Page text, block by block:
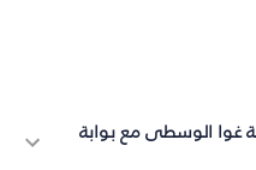
غوا الوسطى مع بوابة